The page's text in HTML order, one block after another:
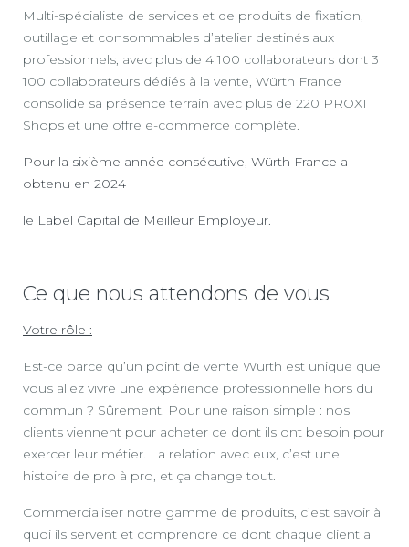
Multi-spécialiste de services et de produits de fixation,
outillage et consommables d’atelier destinés aux
professionnels, avec plus de 4 100 collaborateurs dont 3
100 collaborateurs dédiés à la vente, Würth France
consolide sa présence terrain avec plus de 220 PROXI
Shops et une offre e-commerce complète.
Pour la sixième année consécutive, Würth France a
obtenu en 2024
le Label Capital de Meilleur Employeur.
Ce que nous attendons de vous
Votre rôle :
Est-ce parce qu’un point de vente Würth est unique que
vous allez vivre une expérience professionnelle hors du
commun ? Sûrement. Pour une raison simple : nos
clients viennent pour acheter ce dont ils ont besoin pour
exercer leur métier. La relation avec eux, c’est une
histoire de pro à pro, et ça change tout.
Commercialiser notre gamme de produits, c’est savoir à
quoi ils servent et comprendre ce dont chaque client a